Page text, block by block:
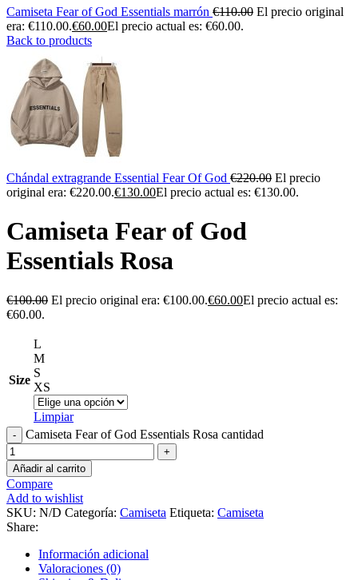
Camiseta Fear of God Essentials marrón €110.00 El precio original
era: €110.00.€60.00El precio actual es: €60.00.
Back to products
Chándal extragrande Essential Fear Of God €220.00 El precio
original era: €220.00.€130.00El precio actual es: €130.00.
Camiseta Fear of God
Essentials Rosa
€100.00 El precio original era: €100.00.€60.00El precio actual es:
€60.00.
Size
L
M
S
XS
Limpiar
Camiseta Fear of God Essentials Rosa cantidad
Añadir al carrito
Compare
Add to wishlist
SKU: N/D Categoría: Camiseta Etiqueta: Camiseta
Share:
Información adicional
Valoraciones (0)